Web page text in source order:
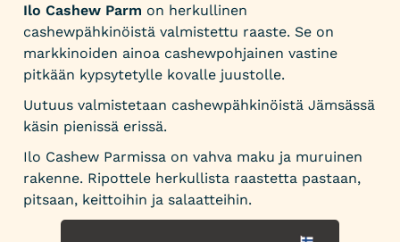
Ilo Cashew Parm on herkullinen
cashewpähkinöistä valmistettu raaste. Se on
markkinoiden ainoa cashewpohjainen vastine
pitkään kypsytetylle kovalle juustolle.
Uutuus valmistetaan cashewpähkinöistä Jämsässä
käsin pienissä erissä.
Ilo Cashew Parmissa on vahva maku ja muruinen
rakenne. Ripottele herkullista raastetta pastaan,
pitsaan, keittoihin ja salaatteihin.